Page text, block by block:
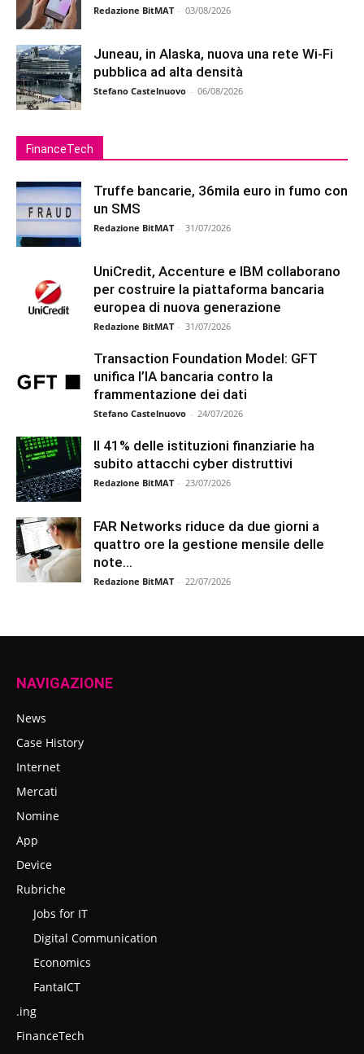
Redazione BitMAT - 03/08/2026
Juneau, in Alaska, nuova una rete Wi-Fi
pubblica ad alta densità
Stefano Castelnuovo - 06/08/2026
FinanceTech
Truffe bancarie, 36mila euro in fumo con
un SMS
Redazione BitMAT - 31/07/2026
UniCredit, Accenture e IBM collaborano
per costruire la piattaforma bancaria
europea di nuova generazione
Redazione BitMAT - 31/07/2026
Transaction Foundation Model: GFT
unifica l’IA bancaria contro la
frammentazione dei dati
Stefano Castelnuovo - 24/07/2026
Il 41% delle istituzioni finanziarie ha
subito attacchi cyber distruttivi
Redazione BitMAT - 23/07/2026
FAR Networks riduce da due giorni a
quattro ore la gestione mensile delle
note...
Redazione BitMAT - 22/07/2026
NAVIGAZIONE
News
Case History
Internet
Mercati
Nomine
App
Device
Rubriche
Jobs for IT
Digital Communication
Economics
FantaICT
.ing
FinanceTech